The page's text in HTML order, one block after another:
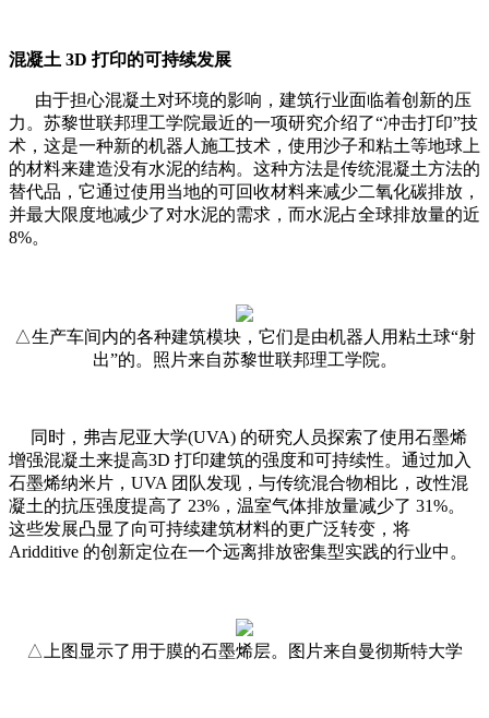
混凝土 3D 打印的可持续发展
由于担心混凝土对环境的影响，建筑行业面临着创新的压
力。苏黎世联邦理工学院最近的一项研究介绍了“冲击打印”技
术，这是一种新的机器人施工技术，使用沙子和粘土等地球上
的材料来建造没有水泥的结构。这种方法是传统混凝土方法的
替代品，它通过使用当地的可回收材料来减少二氧化碳排放，
并最大限度地减少了对水泥的需求，而水泥占全球排放量的近
8%。
△生产车间内的各种建筑模块，它们是由机器人用粘土球“射
出”的。照片来自苏黎世联邦理工学院。
同时，弗吉尼亚大学(UVA) 的研究人员探索了使用石墨烯
增强混凝土来提高3D 打印建筑的强度和可持续性。通过加入
石墨烯纳米片，UVA 团队发现，与传统混合物相比，改性混
凝土的抗压强度提高了 23%，温室气体排放量减少了 31%。
这些发展凸显了向可持续建筑材料的更广泛转变，将
Aridditive 的创新定位在一个远离排放密集型实践的行业中。
△ 上图显示了用于膜的石墨烯层。图片来自曼彻斯特大学